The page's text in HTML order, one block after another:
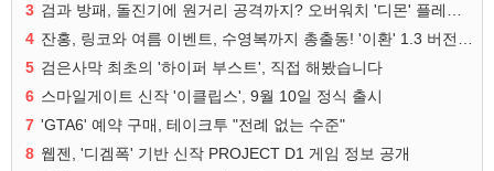
3
4
5 검은사막 최초의 '하이퍼 부스트', 직접 해봤습니다
6 스마일게이트 신작 '이클립스', 9월 10일 정식 출시
7 'GTA6' 예약 구매, 테이크투 "전례 없는 수준"
8 웹젠, '디겜폭' 기반 신작 PROJECT D1 게임 정보 공개